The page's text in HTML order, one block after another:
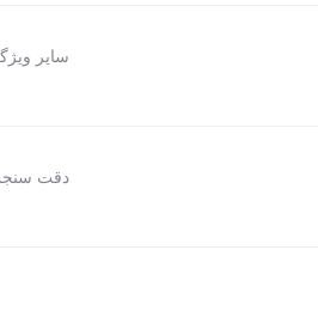
سایر
دقت